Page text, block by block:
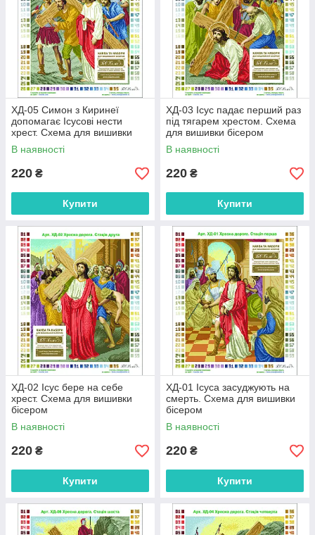
ХД-05 Симон з Киринеї
допомагає Ісусові нести
хрест. Схема для вишивки
бісером
В наявності
220 ₴
Купити
ХД-03 Ісус падає перший раз
під тягарем хрестом. Схема
для вишивки бісером
В наявності
220 ₴
Купити
ХД-02 Ісус бере на себе
хрест. Схема для вишивки
бісером
В наявності
220 ₴
Купити
ХД-01 Ісуса засуджують на
смерть. Схема для вишивки
бісером
В наявності
220 ₴
Купити